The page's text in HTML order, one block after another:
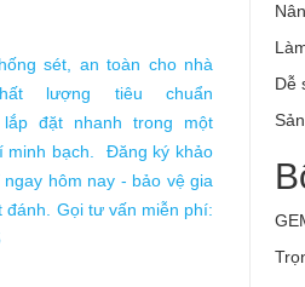
sét, an toàn cho nhà
lượng tiêu chuẩn
lắp đặt nhanh trong một
minh bạch. Đăng ký khảo
hôm nay - bảo vệ gia
đánh. Gọi tư vấn miễn phí:
Nam
trong
động
250
Dễ